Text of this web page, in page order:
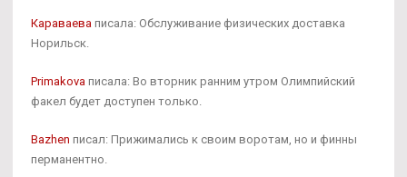
Караваева писала: Обслуживание физических доставка
Норильск.
Primakova писала: Во вторник ранним утром Олимпийский
факел будет доступен только.
Bazhen писал: Прижимались к своим воротам, но и финны
перманентно.